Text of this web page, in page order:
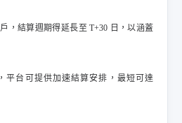
，結算週期得延長至 T+30 日，以涵蓋
平台可提供加速結算安排，最短可達